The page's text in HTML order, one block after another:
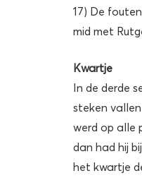
17) De
mid met
Kwartje
In de derde
steken
werd op alle
dan had hij
het kwartje